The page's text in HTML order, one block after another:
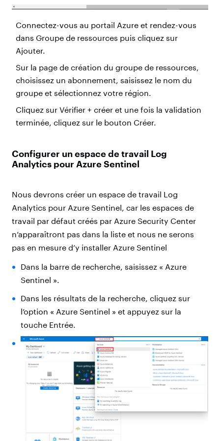
Connectez-vous au portail Azure et rendez-vous
dans Groupe de ressources puis cliquez sur
Ajouter.
Sur la page de création du groupe de ressources,
choisissez un abonnement, saisissez le nom du
groupe et sélectionnez votre région.
Cliquez sur Vérifier + créer et une fois la validation
terminée, cliquez sur le bouton Créer.
Configurer un espace de travail Log
Analytics pour Azure Sentinel
Nous devrons créer un espace de travail Log
Analytics pour Azure Sentinel, car les espaces de
travail par défaut créés par Azure Security Center
n’apparaîtront pas dans la liste et nous ne serons
pas en mesure d’y installer Azure Sentinel
Dans la barre de recherche, saisissez « Azure
Sentinel ».
Dans les résultats de la recherche, cliquez sur
l’option « Azure Sentinel » et appuyez sur la
touche Entrée.